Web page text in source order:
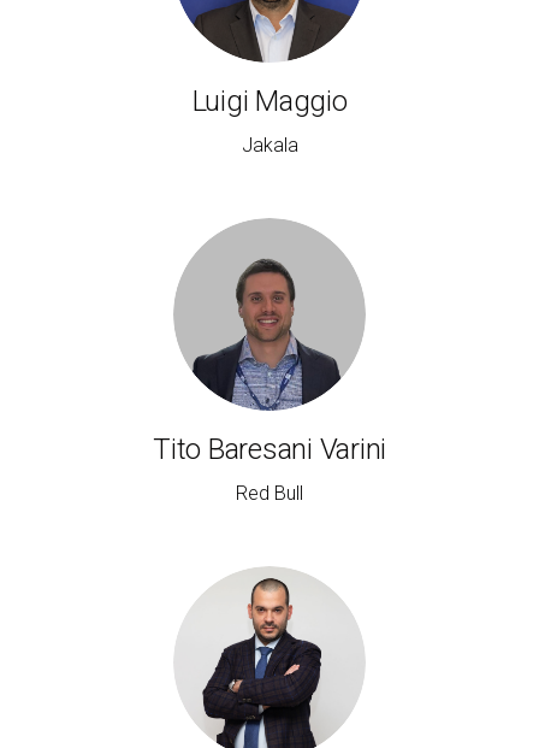
Luigi Maggio
Jakala
Tito Baresani Varini
Red Bull